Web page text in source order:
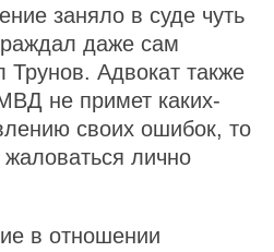
заняло в суде чуть
даже сам
Трунов. Адвокат также
не примет каких-
своих ошибок, то
лично
в отношении